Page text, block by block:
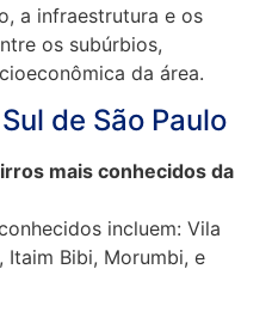
a infraestrutura e os
os subúrbios,
da área.
de São Paulo
mais conhecidos da
incluem: Vila
Itaim Bibi, Morumbi, e